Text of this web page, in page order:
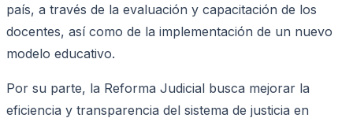
país, a través de la evaluación y capacitación de los
docentes, así como de la implementación de un nuevo
modelo educativo.
Por su parte, la Reforma Judicial busca mejorar la
eficiencia y transparencia del sistema de justicia en